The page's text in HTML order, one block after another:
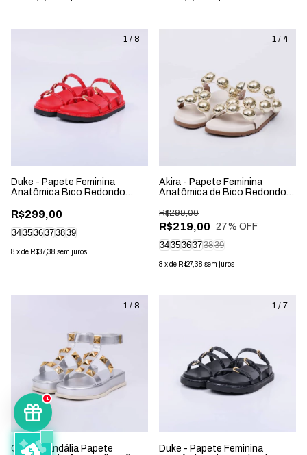
1
1 / 8
Duke - Papete Feminina
Anatômica Bico Redondo
R$299,00
343536373839
8 xde R$37,38 sem juros
1 / 4
Akira - Papete Feminina
Anatômica de Bico Redondo
R$219,00
R$299,00
27% OFF
343536373839
8 xde R$27,38 sem juros
1 / 8
Cloe - Sandália Papete
1 / 7
Duke - Papete Feminina